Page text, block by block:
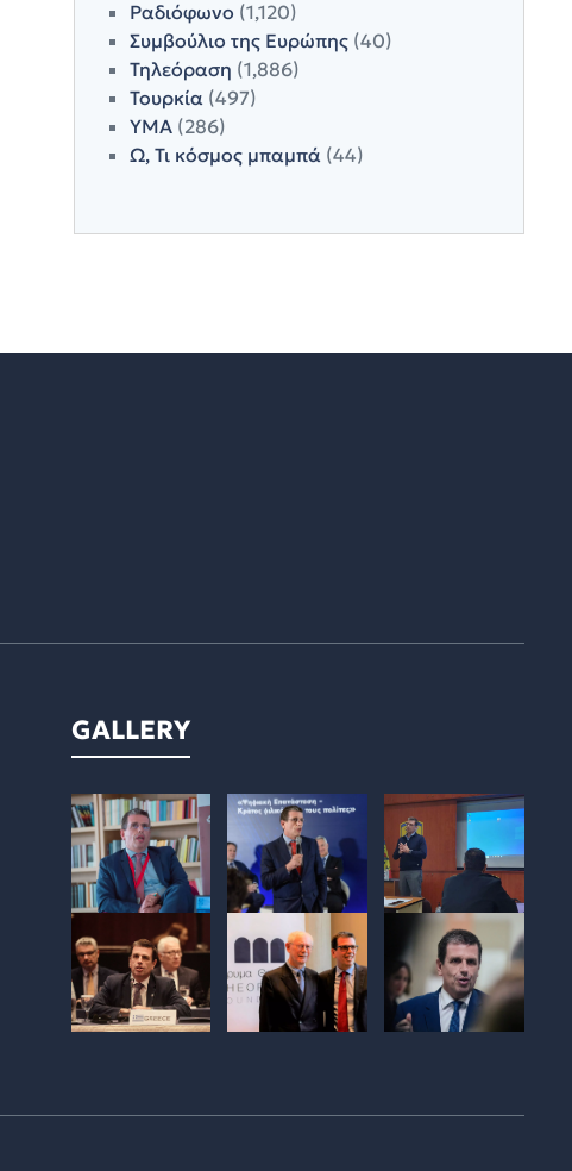
Ραδιόφωνο (1,120)
Συμβούλιο της Ευρώπης(40)
Τηλεόραση (1,886)
Τουρκία(497)
ΥΜΑ(286)
Ω, Τι κόσμος μπαμπά(44)
GALLERY